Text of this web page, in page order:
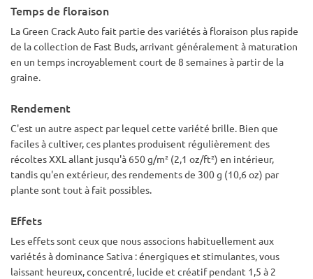
variété aux fumeurs débutants ou novices. Certainement
plus une cigarette en soirée/week-end et un favori absolu
que je cultiverai encore et encore !
Temps de floraison
La Green Crack Auto fait partie des variétés à floraison plus rapide
de la collection de Fast Buds, arrivant généralement à maturation
en un temps incroyablement court de 8 semaines à partir de la
graine.
Rendement
C'est un autre aspect par lequel cette variété brille. Bien que
faciles à cultiver, ces plantes produisent régulièrement des
récoltes XXL allant jusqu'à 650 g/m² (2,1 oz/ft²) en intérieur,
tandis qu'en extérieur, des rendements de 300 g (10,6 oz) par
plante sont tout à fait possibles.
Effets
Les effets sont ceux que nous associons habituellement aux
variétés à dominance Sativa : énergiques et stimulantes, vous
laissant heureux, concentré, lucide et créatif pendant 1,5 à 2